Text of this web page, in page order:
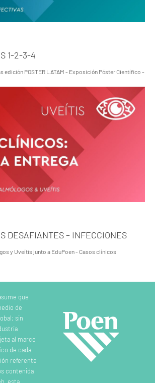
1-2-3-4
edición POSTER LATAM - Exposición Póster Científico -
DESAFIANTES – INFECCIONES
y Uveítis junto a EduPoen - Casos clínicos
que
de
sin
al marco
de cada
referente
contenida